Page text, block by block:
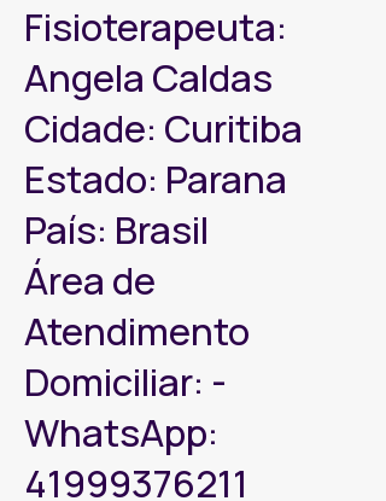
Fisioterapeuta:
Angela Caldas
Cidade: Curitiba
Estado: Parana
País: Brasil
Área de
Atendimento
Domiciliar: -
WhatsApp:
41999376211